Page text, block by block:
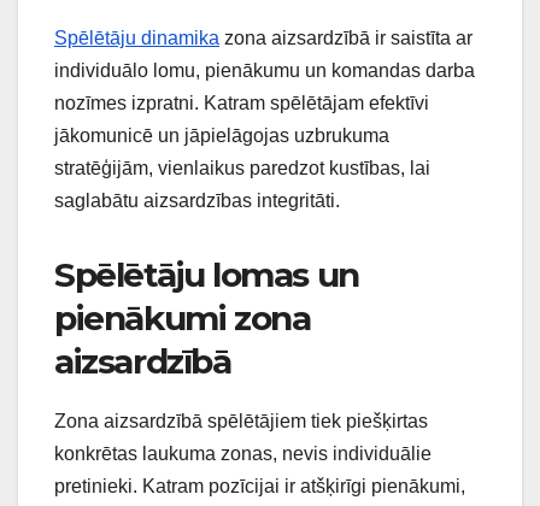
Spēlētāju dinamika zona aizsardzībā ir saistīta ar
individuālo lomu, pienākumu un komandas darba
nozīmes izpratni. Katram spēlētājam efektīvi
jākomunicē un jāpielāgojas uzbrukuma
stratēģijām, vienlaikus paredzot kustības, lai
saglabātu aizsardzības integritāti.
Spēlētāju lomas un
pienākumi zona
aizsardzībā
Zona aizsardzībā spēlētājiem tiek piešķirtas
konkrētas laukuma zonas, nevis individuālie
pretinieki. Katram pozīcijai ir atšķirīgi pienākumi,